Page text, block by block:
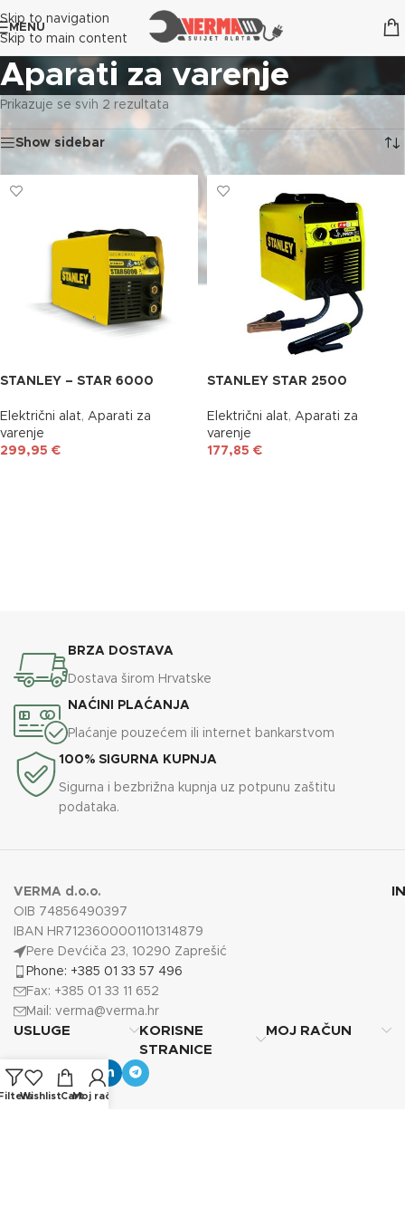
Skip to navigation
Skip to main content
MENU
Aparati za varenje
Prikazuje se svih 2 rezultata
Show sidebar
STANLEY – STAR 6000
Električni alat, Aparati za
varenje
299,95 €
STANLEY STAR 2500
Električni alat, Aparati za
varenje
177,85 €
BRZA DOSTAVA
Dostava širom Hrvatske
NAĆINI PLAĆANJA
Plaćanje pouzećem ili internet bankarstvom
100% SIGURNA KUPNJA
Sigurna i bezbrižna kupnja uz potpunu zaštitu
podataka.
VERMA d.o.o.
OIB 74856490397
IBAN HR7123600001101314879
Pere Devćiča 23, 10290 Zaprešić
Phone: +385 01 33 57 496
Fax: +385 01 33 11 652
Mail: verma@verma.hr
USLUGE
KORISNE
STRANICE
MOJ RAČUN
WishlistCartMoj račun